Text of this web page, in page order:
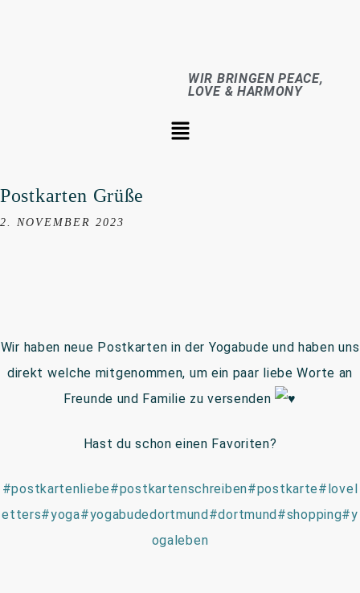
WIR BRINGEN PEACE,
LOVE & HARMONY
Postkarten Grüße
2. NOVEMBER 2023
Wir haben neue Postkarten in der Yogabude und haben uns
direkt welche mitgenommen, um ein paar liebe Worte an
Freunde und Familie zu versenden
Hast du schon einen Favoriten?
#postkartenliebe#postkartenschreiben#postkarte#lovel
etters#yoga#yogabudedortmund #dortmund #shopping#y
ogaleben